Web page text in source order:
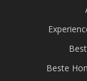
Beste